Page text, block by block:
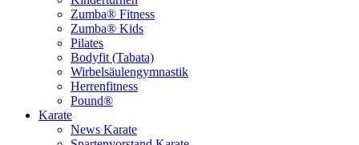
Zumba® Fitness
Zumba® Kids
Pilates
Bodyfit (Tabata)
Wirbelsäulengymnastik
Herrenfitness
Pound®
Karate
News Karate